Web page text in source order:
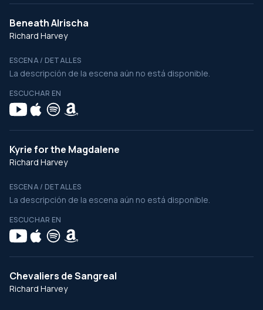
Beneath Alrischa
Richard Harvey
ESCENA / DETALLES
La descripción de la escena aún no está disponible.
ESCUCHAR EN
Kyrie for the Magdalene
Richard Harvey
ESCENA / DETALLES
La descripción de la escena aún no está disponible.
ESCUCHAR EN
Chevaliers de Sangreal
Richard Harvey